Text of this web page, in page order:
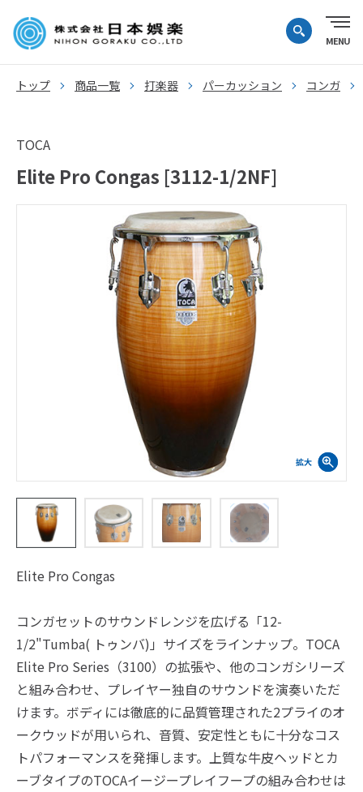
トップ 商品一覧 打楽器 パーカッション コンガ
TOCA
Elite Pro Congas [3112-1/2NF]
Elite Pro Congas
コンガセットのサウンドレンジを広げる「12-
1/2"Tumba( トゥンバ)」サイズをラインナップ。TOCA
Elite Pro Series（3100）の拡張や、他のコンガシリーズ
と組み合わせ、プレイヤー独自のサウンドを演奏いただ
けます。ボディには徹底的に品質管理された2プライのオ
ークウッドが用いられ、音質、安定性ともに十分なコス
トパフォーマンスを発揮します。上質な牛皮ヘッドとカ
ーブタイプのTOCAイージープレイフープの組み合わせは